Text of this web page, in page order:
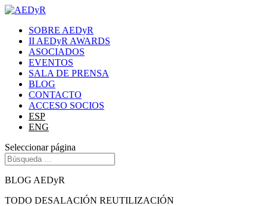
SOBRE AEDyR
II AEDyR AWARDS
ASOCIADOS
EVENTOS
SALA DE PRENSA
BLOG
CONTACTO
ACCESO SOCIOS
ESP
ENG
Seleccionar página
BLOG AEDyR
TODO DESALACIÓN REUTILIZACIÓN